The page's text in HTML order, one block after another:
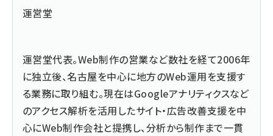
運営堂
運営堂代表。Web制作の営業など数社を経て2006年
に独立後、名古屋を中心に地方のWeb運用を支援す
る業務に取り組む。現在はGoogleアナリティクスなど
のアクセス解析を活用したサイト・広告改善支援を中
心にWeb制作会社と提携し、分析から制作まで一貫